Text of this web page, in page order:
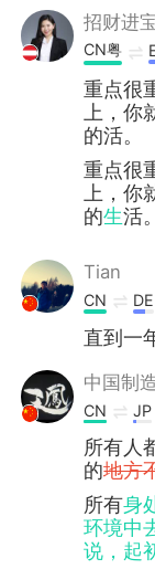
招财进
CN粤
重点很
上，
的活。
重点很
上，
的生活。
Tian
CN DE
直到一
中国制
CN JP
所有人
的地方
所有身
环境中
说，起